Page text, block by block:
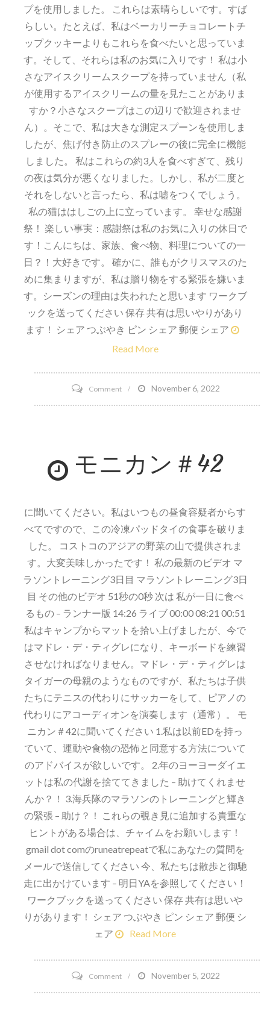
プを使用しました。 これらは素晴らしいです。すば
らしい。たとえば、私はベーカリーチョコレートチ
ップクッキーよりもこれらを食べたいと思っていま
す。そして、それらは私のお気に入りです！ 私は小
さなアイスクリームスクープを持っていません（私
が使用するアイスクリームの量を見たことがありま
すか？小さなスクープはこの辺りで歓迎されませ
ん）。そこで、私は大きな測定スプーンを使用しま
したが、焦げ付き防止のスプレーの後に完全に機能
しました。 私はこれらの約3人を食べすぎて、残り
の夜は気分が悪くなりました。しかし、私が二度と
それをしないと言ったら、私は嘘をつくでしょう。
私の猫ははしごの上に立っています。 幸せな感謝
祭！ 楽しい事実：感謝祭は私のお気に入りの休日で
す！こんにちは、家族、食べ物、料理についての一
日？！大好きです。 確かに、誰もがクリスマスのた
めに集まりますが、私は贈り物をする緊張を嫌いま
す。シーズンの理由は失われたと思います ワークブ
ックを送ってください 保存 共有は思いやりがあり
ます！ シェア つぶやき ピン シェア 郵便 シェア
Read More
Commenton
私
の
November 6, 2022
モニカン＃42
に聞いてください。私はいつもの昼食容疑者からす
べてですので、この冷凍パッドタイの食事を破りま
した。 コストコのアジアの野菜の山で提供されま
す。大変美味しかったです！ 私の最新のビデオ マ
ラソントレーニング3日目 マラソントレーニング3日
目 その他のビデオ 51秒の0秒 次は 私が一日に食べ
るもの – ランナー版 14:26 ライブ 00:00 08:21 00:51
私はキャンプからマットを拾い上げましたが、今で
はマドレ・デ・ティグレになり、キーボードを練習
させなければなりません。マドレ・デ・ティグレは
タイガーの母親のようなものですが、私たちは子供
たちにテニスの代わりにサッカーをして、ピアノの
代わりにアコーディオンを演奏します（通常）。 モ
ニカン＃42に聞いてください 1.私は以前EDを持っ
ていて、運動や食物の恐怖と同意する方法について
のアドバイスが欲しいです。 2.年のヨーヨーダイエ
ットは私の代謝を捨ててきました – 助けてくれませ
んか？！ 3.海兵隊のマラソンのトレーニングと輝き
の緊張 – 助け？！ これらの覗き見に追加する貴重な
ヒントがある場合は、チャイムをお願いします！
gmail dot comのruneatrepeatで私にあなたの質問を
メールで送信してください 今、私たちは散歩と御馳
走に出かけています – 明日YAを参照してください！
ワークブックを送ってください 保存 共有は思いや
りがあります！ シェア つぶやき ピン シェア 郵便 シ
ェア
Read More
Commenton
モ
November 5, 2022